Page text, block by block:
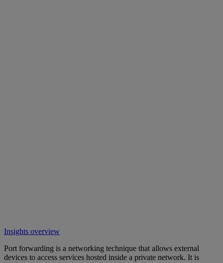
Insights overview
Port forwarding is a networking technique that allows external
devices to access services hosted inside a private network. It is